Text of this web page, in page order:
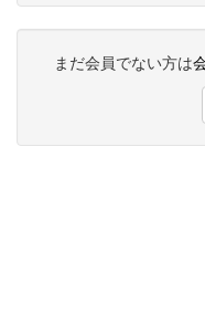
まだ会員でない方は